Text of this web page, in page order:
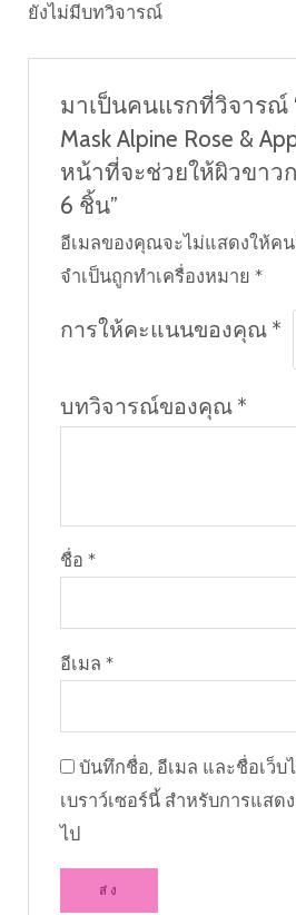
ยังไม่มีบทวิจารณ์
มาเป็นคนแรกที่วิจารณ์
Mask Alpine Rose &
หน้าที่จะช่วยให้ผิวขาว
6 ชิ้น”
อีเมลของคุณจะไม่แสดงให้ค
จำเป็นถูกทำเครื่องหมาย *
การให้คะแนนของคุณ *
บทวิจารณ์ของคุณ *
ชื่อ *
อีเมล *
บันทึกชื่อ, อีเมล และชื่อเว็
เบราว์เซอร์นี้ สำหรับการแสด
ไป